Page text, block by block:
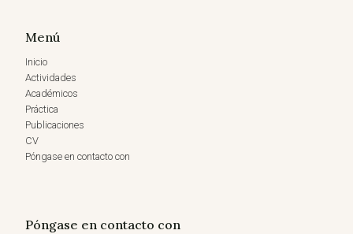
Menú
Inicio
Actividades
Académicos
Práctica
Publicaciones
CV
Póngase en contacto con
Póngase en contacto con